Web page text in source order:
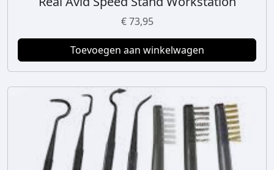
€73,95
Toevoegen aan winkelwagen